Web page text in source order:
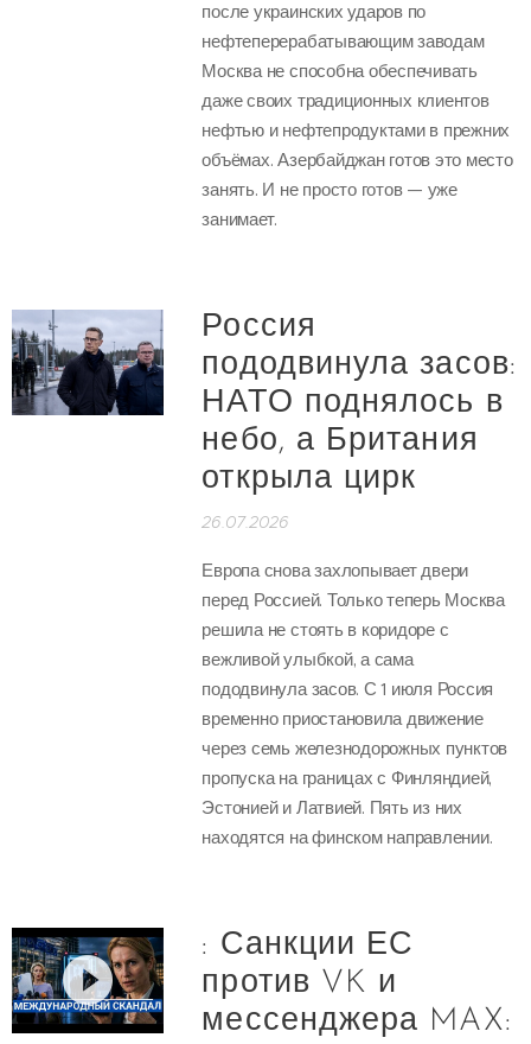
после украинских ударов по
нефтеперерабатывающим заводам
Москва не способна обеспечивать
даже своих традиционных клиентов
нефтью и нефтепродуктами в прежних
объёмах. Азербайджан готов это место
занять. И не просто готов — уже
занимает.
Россия
пододвинула засов:
НАТО поднялось в
небо, а Британия
открыла цирк
26.07.2026
Европа снова захлопывает двери
перед Россией. Только теперь Москва
решила не стоять в коридоре с
вежливой улыбкой, а сама
пододвинула засов. С 1 июля Россия
временно приостановила движение
через семь железнодорожных пунктов
пропуска на границах с Финляндией,
Эстонией и Латвией. Пять из них
находятся на финском направлении.
: Санкции ЕС
против VK и
мессенджера MAX: